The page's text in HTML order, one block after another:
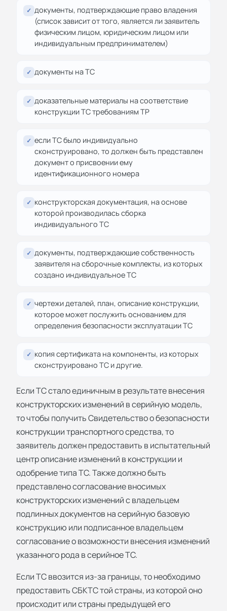
✓ документы, подтверждающие право владения
(список зависит от того, является ли заявитель
физическим лицом, юридическим лицом или
индивидуальным предпринимателем)
✓ документы на ТС
✓ доказательные материалы на соответствие
конструкции ТС требованиям ТР
✓ если ТС было индивидуально
сконструировано, то должен быть представлен
документ о присвоении ему
идентификационного номера
✓ конструкторская документация, на основе
которой производилась сборка
индивидуального ТС
✓ документы, подтверждающие собственность
заявителя на сборочные комплекты, из которых
создано индивидуальное ТС
✓ чертежи деталей, план, описание конструкции,
которое может послужить основанием для
определения безопасности эксплуатации ТС
✓ копия сертификата на компоненты, из которых
сконструировано ТС и другие.
Если ТС стало единичным в результате внесения
конструкторских изменений в серийную модель,
то чтобы получить Свидетельство о безопасности
конструкции транспортного средства, то
заявитель должен предоставить в испытательный
центр описание изменений в конструкции и
одобрение типа ТС. Также должно быть
представлено согласование вносимых
конструкторских изменений с владельцем
подлинных документов на серийную базовую
конструкцию или подписанное владельцем
согласование о возможности внесения изменений
указанного рода в серийное ТС.
Если ТС ввозится из-за границы, то необходимо
предоставить СБКТС той страны, из которой оно
происходит или страны предыдущей его